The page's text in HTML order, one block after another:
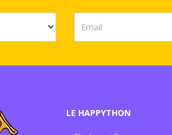
LE HAPPYTHON